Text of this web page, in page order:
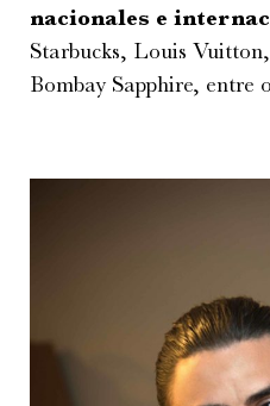
nacionales e
Starbucks, Louis
Bombay Sapphire, entre